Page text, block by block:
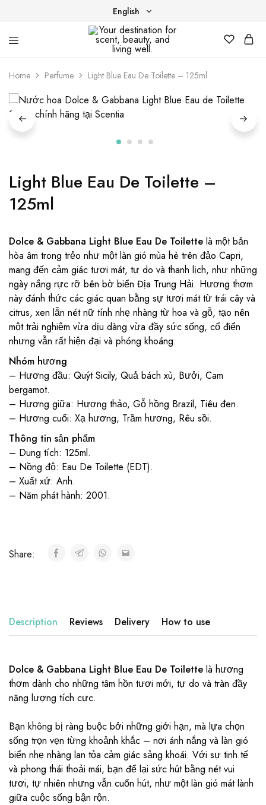
English
English
Tiếng Việt
Your
for
beauty,
and
living
well.
Scentia
Home Perfume Light Blue Eau De Toilette – 125ml
Light Blue Eau De Toilette –
125ml
Dolce & Gabbana Light Blue Eau De Toilette là một bản
hòa âm trong trẻo như một làn gió mùa hè trên đảo Capri,
mang đến cảm giác tươi mát, tự do và thanh lịch, như những
ngày nắng rực rỡ bên bờ biển Địa Trung Hải. Hương thơm
này đánh thức các giác quan bằng sự tươi mát từ trái cây và
citrus, xen lẫn nét nữ tính nhẹ nhàng từ hoa và gỗ, tạo nên
một trải nghiệm vừa dịu dàng vừa đầy sức sống, cổ điển
nhưng vẫn rất hiện đại và phóng khoáng.
Nhóm hương
– Hương đầu: Quýt Sicily, Quả bách xù, Bưởi, Cam
bergamot.
– Hương giữa: Hương thảo, Gỗ hồng Brazil, Tiêu đen.
– Hương cuối: Xạ hương, Trầm hương, Rêu sồi.
Thông tin sản phẩm
– Dung tích: 125ml.
– Nồng độ: Eau De Toilette (EDT).
– Xuất xứ: Anh.
– Năm phát hành: 2001.
Share:
Description Reviews Delivery How to use
Dolce & Gabbana Light Blue Eau De Toilette là hương
thơm dành cho những tâm hồn tươi mới, tự do và tràn đầy
năng lượng tích cực.
Bạn không bị ràng buộc bởi những giới hạn, mà lựa chọn
sống trọn vẹn từng khoảnh khắc – nơi ánh nắng và làn gió
biển nhẹ nhàng lan tỏa cảm giác sảng khoái. Với sự tinh tế
và phong thái thoải mái, bạn để lại sức hút bằng nét vui
tươi, tự nhiên nhưng vẫn cuốn hút, như một làn gió mát lành
giữa cuộc sống bận rộn.